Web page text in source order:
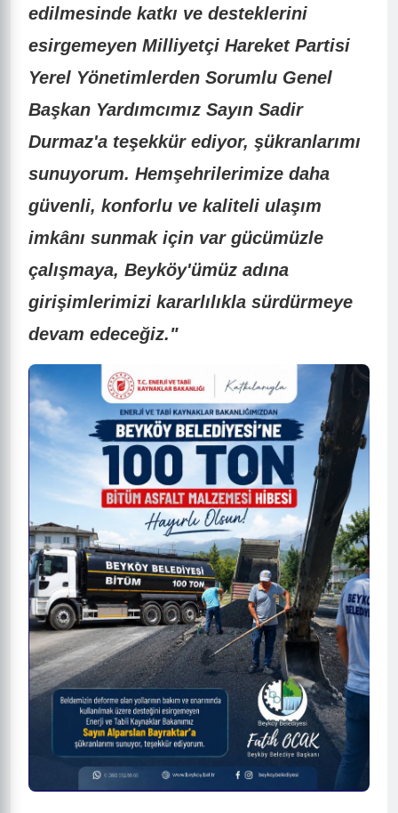
edilmesinde katkı ve desteklerini
esirgemeyen Milliyetçi Hareket Partisi
Yerel Yönetimlerden Sorumlu Genel
Başkan Yardımcımız Sayın Sadir
Durmaz'a teşekkür ediyor, şükranlarımı
sunuyorum. Hemşehrilerimize daha
güvenli, konforlu ve kaliteli ulaşım
imkânı sunmak için var gücümüzle
çalışmaya, Beyköy'ümüz adına
girişimlerimizi kararlılıkla sürdürmeye
devam edeceğiz."